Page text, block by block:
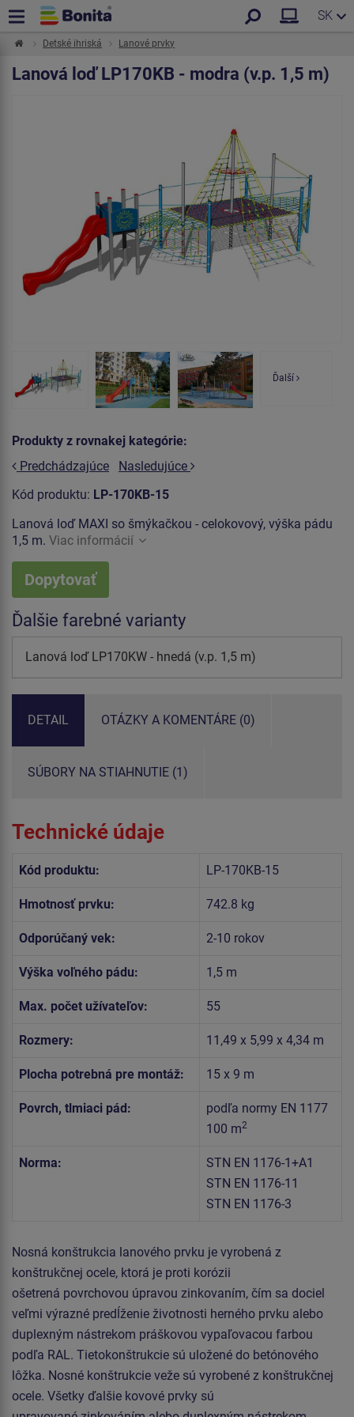
SK
Detské ihriská Lanové prvky
Lanová loď LP170KB - modra (v.p. 1,5 m)
Ďalší
Produkty z rovnakej kategórie:
Predchádzajúce
Nasledujúce
Kód produktu: LP-170KB-15
Lanová loď MAXI so šmýkačkou - celokovový, výška pádu
1,5 m. Viac informácií
Dopytovať
Ďalšie farebné varianty
Lanová loď LP170KW - hnedá (v.p. 1,5 m)
DETAIL OTÁZKY A KOMENTÁRE (0)
SÚBORY NA STIAHNUTIE (1)
Technické údaje
Kód produktu: LP-170KB-15
Hmotnosť prvku: 742.8 kg
Odporúčaný vek: 2-10 rokov
Výška voľného pádu: 1,5 m
Max. počet užívateľov: 55
Rozmery: 11,49 x 5,99 x 4,34 m
Plocha potrebná pre montáž: 15 x 9 m
Povrch, tlmiaci pád:
podľa normy EN 1177
100 m2
Norma:
STN EN 1176-1+A1
STN EN 1176-11
STN EN 1176-3
Nosná konštrukcia lanového prvku je vyrobená z
konštrukčnej ocele, ktorá je proti korózii
ošetrená povrchovou úpravou zinkovaním, čím sa dociel
veľmi výrazné predĺženie životnosti herného prvku alebo
duplexným nástrekom práškovou vypaľovacou farbou
podľa RAL. Tietokonštrukcie sú uložené do betónového
lôžka. Nosné konštrukcie veže sú vyrobené z konštrukčnej
ocele. Všetky ďalšie kovové prvky sú